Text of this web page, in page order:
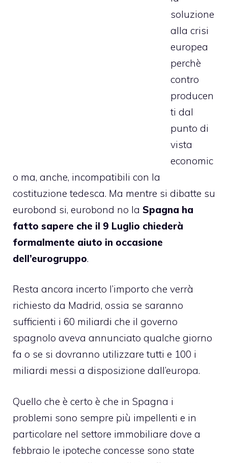
soluzione
alla crisi
europea
perchè
contro
producen
ti dal
punto di
vista
economic
o ma, anche, incompatibili con la
costituzione tedesca. Ma mentre si dibatte su
eurobond si, eurobond no la Spagna ha
fatto sapere che il 9 Luglio chiederà
formalmente aiuto in occasione
dell’eurogruppo.
Resta ancora incerto l’importo che verrà
richiesto da Madrid, ossia se saranno
sufficienti i 60 miliardi che il governo
spagnolo aveva annunciato qualche giorno
fa o se si dovranno utilizzare tutti e 100 i
miliardi messi a disposizione dall’europa.
Quello che è certo è che in Spagna i
problemi sono sempre più impellenti e in
particolare nel settore immobiliare dove a
febbraio le ipoteche concesse sono state